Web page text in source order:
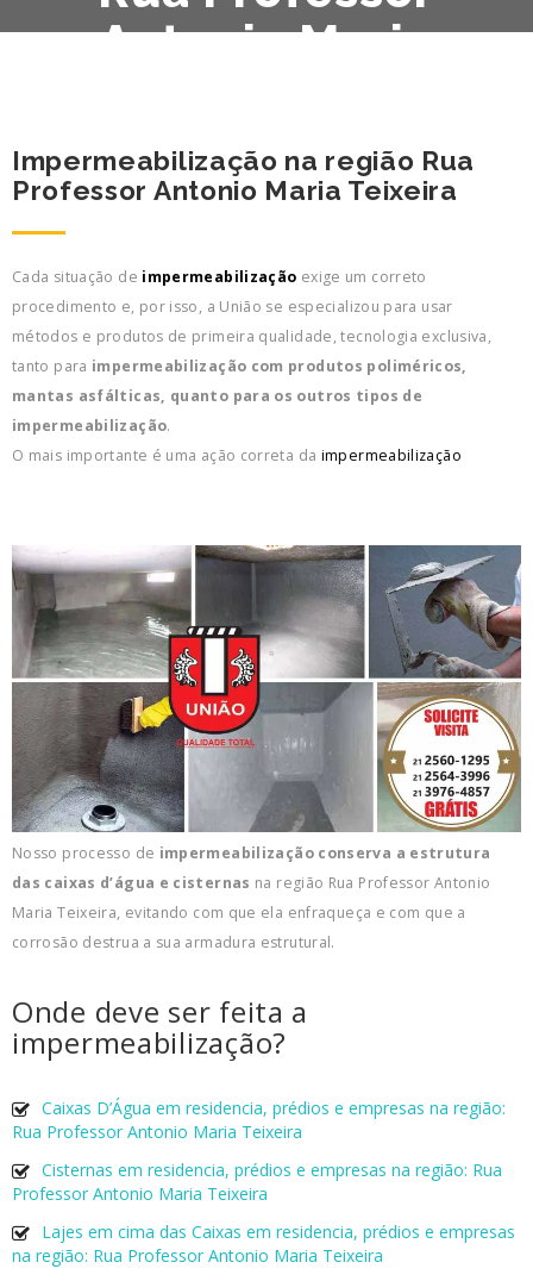
Antonio Maria
Impermeabilização na região Rua
Professor Antonio Maria Teixeira
Cada situação de impermeabilização exige um correto
procedimento e, por isso, a União se especializou para usar
métodos e produtos de primeira qualidade, tecnologia exclusiva,
tanto para impermeabilização com produtos poliméricos,
mantas asfálticas, quanto para os outros tipos de
impermeabilização.
O mais importante é uma ação correta da impermeabilização
Nosso processo de impermeabilização conserva a estrutura
das caixas d’água e cisternas na região Rua Professor Antonio
Maria Teixeira, evitando com que ela enfraqueça e com que a
corrosão destrua a sua armadura estrutural.
Onde deve ser feita a
impermeabilização?
Caixas D’Água em residencia, prédios e empresas na região:
Rua Professor Antonio Maria Teixeira
Cisternas em residencia, prédios e empresas na região: Rua
Professor Antonio Maria Teixeira
Lajes em cima das Caixas em residencia, prédios e empresas
na região: Rua Professor Antonio Maria Teixeira